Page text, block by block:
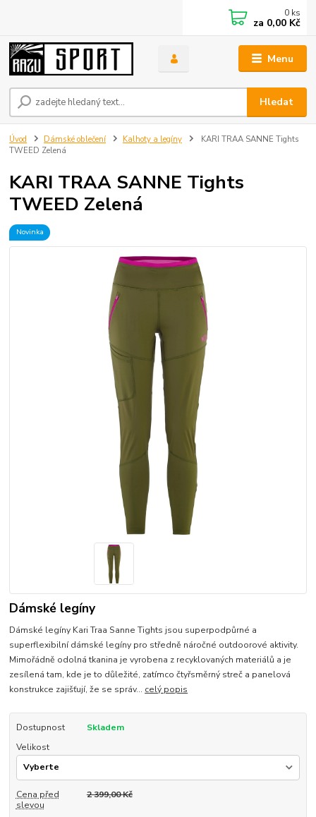
Menu
Hledat
0 ks
za 0,00 Kč
Úvod Dámské oblečení Kalhoty a legíny
KARI TRAA SANNE Tights
TWEED Zelená
KARI TRAA SANNE Tights
TWEED Zelená
Novinka
Dámské legíny
Dámské legíny Kari Traa Sanne Tights jsou superpodpůrné a
superflexibilní dámské legíny pro středně náročné outdoorové aktivity.
Mimořádně odolná tkanina je vyrobena z recyklovaných materiálů a je
zesílená tam, kde je to důležité, zatímco čtyřsměrný streč a panelová
konstrukce zajišťují, že se správ... celý popis
Dostupnost
Skladem
Velikost
Cena před
slevou
2 399,00 Kč